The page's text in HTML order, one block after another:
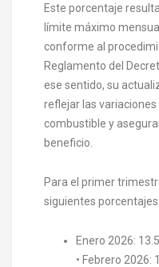
Este porcentaje
límite máximo
conforme al
Reglamento del
ese sentido, su
reflejar las
combustible y
beneficio.
Para el primer
siguientes porcentajes:
Enero 2026:
• Febrero 2026: